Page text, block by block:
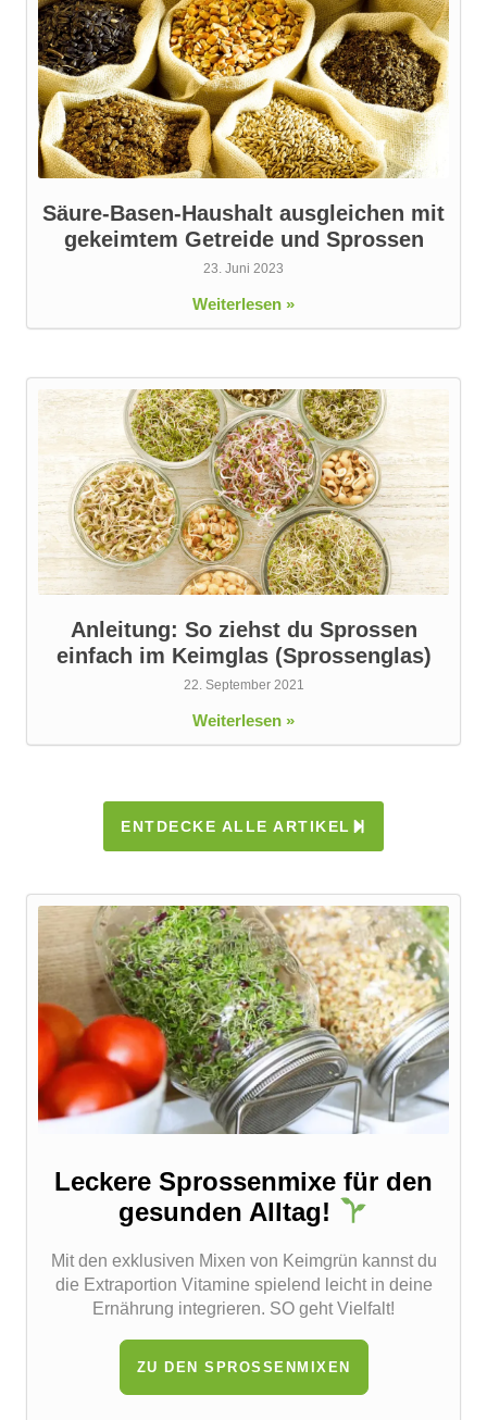
Säure-Basen-Haushalt ausgleichen mit
gekeimtem Getreide und Sprossen
23. Juni 2023
Weiterlesen »
Anleitung: So ziehst du Sprossen
einfach im Keimglas (Sprossenglas)
22. September 2021
Weiterlesen »
ENTDECKE ALLE ARTIKEL
Leckere Sprossenmixe für den
gesunden Alltag!
Mit den exklusiven Mixen von Keimgrün kannst du
die Extraportion Vitamine spielend leicht in deine
Ernährung integrieren. SO geht Vielfalt!
ZU DEN SPROSSENMIXEN